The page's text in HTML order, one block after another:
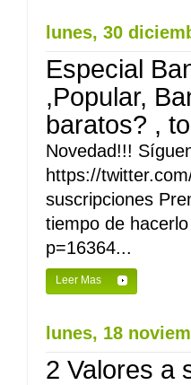
lunes, 30
Especial
,Popular,
baratos? ,
Novedad!!!
https://
suscripciones
tiempo de
p=16364...
Leer Mas
lunes, 18
2 Valores a